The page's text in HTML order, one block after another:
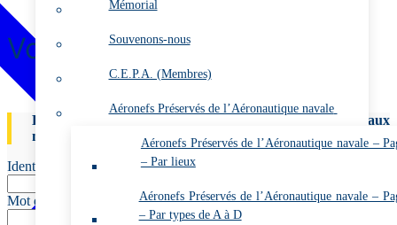
Mémorial
Souvenons-nous
C.E.P.A. (Membres)
Aéronefs Préservés de l’Aéronautique navale
Aéronefs Préservés de l’Aéronautique navale –
– Par lieux
Aéronefs Préservés de l’Aéronautique navale –
– Par types de A à D
Voisin Canard
La page à laquelle vous essayez d'accéder est réservée aux
membres.
Identifiant ou e-mail
Mot de passe